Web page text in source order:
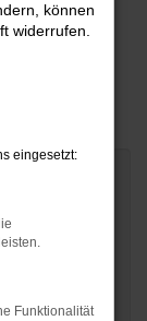
können
widerrufen.
eingesetzt:
Funktionalität